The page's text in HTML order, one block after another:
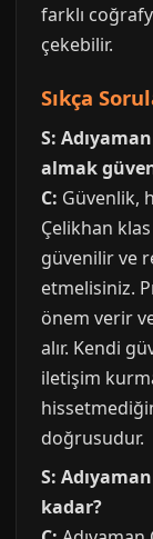
farklı
çekebilir.
Sıkça
S:
almak
C: Güvenlik,
Çelikhan
güvenilir ve
etmelisiniz.
önem verir
alır. Kendi
iletişim
doğrusudur.
S:
kadar?